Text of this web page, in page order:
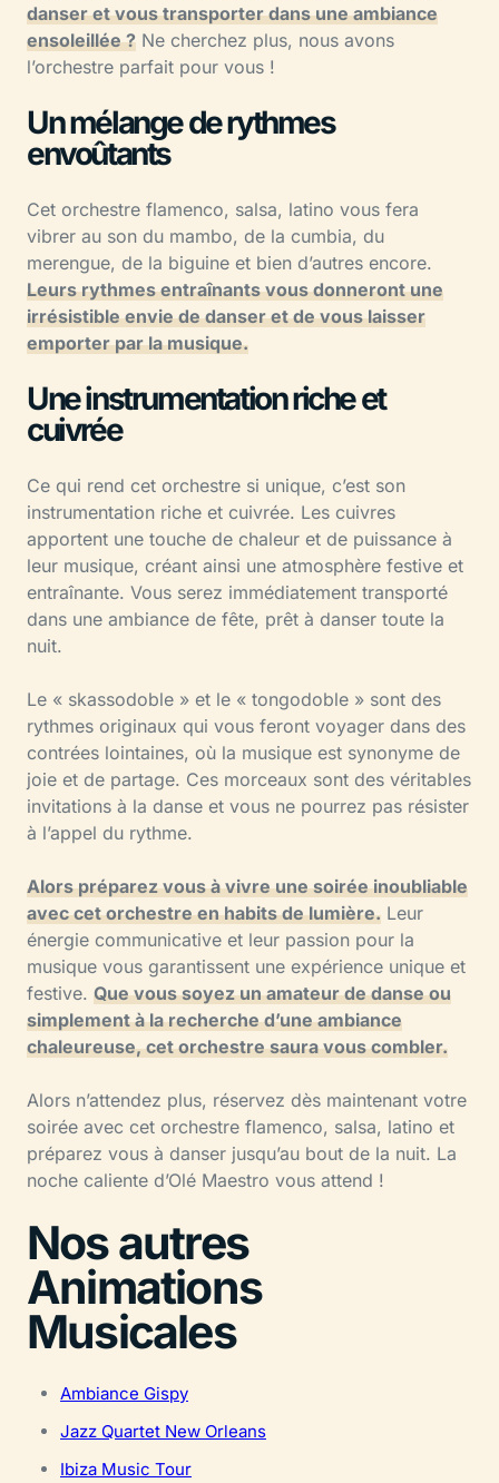
danser et vous transporter dans une ambiance
ensoleillée ? Ne cherchez plus, nous avons
l’orchestre parfait pour vous !
Un mélange de rythmes
envoûtants
Cet orchestre flamenco, salsa, latino vous fera
vibrer au son du mambo, de la cumbia, du
merengue, de la biguine et bien d’autres encore.
Leurs rythmes entraînants vous donneront une
irrésistible envie de danser et de vous laisser
emporter par la musique.
Une instrumentation riche et
cuivrée
Ce qui rend cet orchestre si unique, c’est son
instrumentation riche et cuivrée. Les cuivres
apportent une touche de chaleur et de puissance à
leur musique, créant ainsi une atmosphère festive et
entraînante. Vous serez immédiatement transporté
dans une ambiance de fête, prêt à danser toute la
nuit.
Le « skassodoble » et le « tongodoble » sont des
rythmes originaux qui vous feront voyager dans des
contrées lointaines, où la musique est synonyme de
joie et de partage. Ces morceaux sont des véritables
invitations à la danse et vous ne pourrez pas résister
à l’appel du rythme.
Alors préparez vous à vivre une soirée inoubliable
avec cet orchestre en habits de lumière. Leur
énergie communicative et leur passion pour la
musique vous garantissent une expérience unique et
festive. Que vous soyez un amateur de danse ou
simplement à la recherche d’une ambiance
chaleureuse, cet orchestre saura vous combler.
Alors n’attendez plus, réservez dès maintenant votre
soirée avec cet orchestre flamenco, salsa, latino et
préparez vous à danser jusqu’au bout de la nuit. La
noche caliente d’Olé Maestro vous attend !
Nos autres
Animations
Musicales
Ambiance Gispy
Jazz Quartet New Orleans
Ibiza Music Tour